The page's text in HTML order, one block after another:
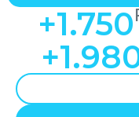
+1.750
+